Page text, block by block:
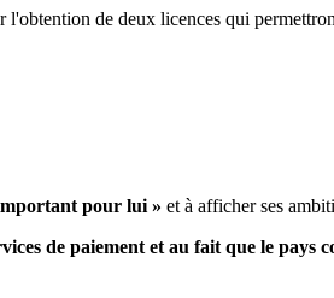
pour lui » et à afficher ses
de paiement et au fait que le pays